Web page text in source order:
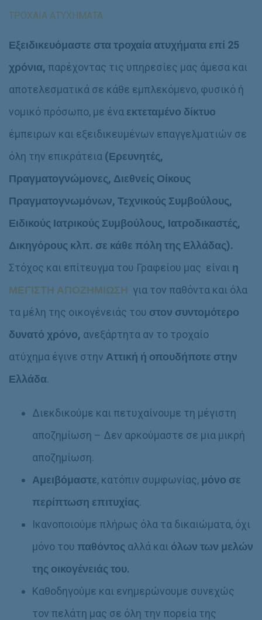
Κ
η
τ
ό
σ
α
θ
ε
ό
ν
υ
ο
Ο
ν
μ
ν
υ
μ
ΤΡΟΧΑΊΑ AΤΥΧΉΜΑΤΑ
Εξειδικευόμαστε στα τροχαία ατυχήματα επί 25
χρόνια, παρέχοντας τις υπηρεσίες μας άμεσα και
αποτελεσματικά σε κάθε εμπλεκόμενο, φυσικό ή
νομικό πρόσωπο, με ένα εκτεταμένο δίκτυο
έμπειρων και εξειδικευμένων επαγγελματιών σε
όλη την επικράτεια (Ερευνητές,
Πραγματογνώμονες, Διεθνείς Οίκους
Πραγματογνωμόνων, Τεχνικούς Συμβούλους,
Ειδικούς Ιατρικούς Συμβούλους, Ιατροδικαστές,
Δικηγόρους κλπ. σε κάθε πόλη της Ελλάδας).
Στόχος και επίτευγμα του Γραφείου μας είναι η
ΜΕΓΙΣΤΗ ΑΠΟΖΗΜΙΩΣΗ για τον παθόντα και όλα
τα μέλη της οικογένειάς του στον συντομότερο
δυνατό χρόνο, ανεξάρτητα αν το τροχαίο
ατύχημα έγινε στην Αττική ή οπουδήποτε στην
Ελλάδα.
Διεκδικούμε και πετυχαίνουμε τη μέγιστη
αποζημίωση – Δεν αρκούμαστε σε μια μικρή
αποζημίωση.
Αμειβόμαστε, κατόπιν συμφωνίας, μόνο σε
περίπτωση επιτυχίας.
Ικανοποιούμε πλήρως όλα τα δικαιώματα, όχι
μόνο του παθόντος αλλά και όλων των μελών
της οικογένειάς του.
Καθοδηγούμε και ενημερώνουμε συνεχώς
τον πελάτη μας σε όλη την πορεία της